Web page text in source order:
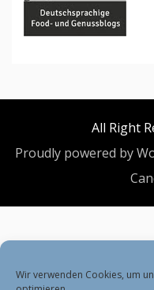
Wir verwenden Cookies, um
All Right
Proudly powered by